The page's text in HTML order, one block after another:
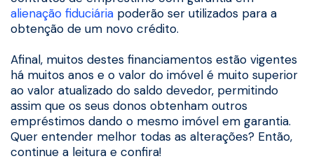
alienação fiduciária poderão ser utilizados para a
obtenção de um novo crédito.
Afinal, muitos destes financiamentos estão vigentes
há muitos anos e o valor do imóvel é muito superior
ao valor atualizado do saldo devedor, permitindo
assim que os seus donos obtenham outros
empréstimos dando o mesmo imóvel em garantia.
Quer entender melhor todas as alterações? Então,
continue a leitura e confira!